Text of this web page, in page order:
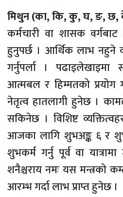
मिथुन (का, कि, कु, घ, ङ, छ,
कर्मचारी वा शासक
हुनुपर्छ । आर्थिक लाभ नहुने
गर्नुपर्ला ।
आत्मबल र हिम्मतको प्रयोग
नेतृत्व हातलागी हुनेछ ।
सकिनेछ । विशिष्ट
आजका लागि शुभअङ्क ६ र
शुभकर्म गर्नु पूर्व वा
शनैश्चराय नमः यस मन्त्रको
आरम्भ गर्दा लाभ प्राप्त हुनेछ ।